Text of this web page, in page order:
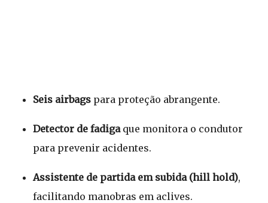
Seis airbags para proteção abrangente.
Detector de fadigaque monitora o condutor
para prevenir acidentes.
Assistente de partida em subida (hill hold),
facilitando manobras em aclives.